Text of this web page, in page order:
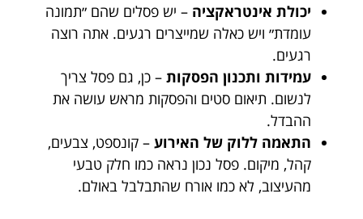
יכולת אינטראקציה – יש פסלים שהם ״תמונה
עומדת״ ויש כאלה שמייצרים רגעים. אתה רוצה
רגעים.
עמידות ותכנון הפסקות – כן, גם פסל צריך
לנשום. תיאום סטים והפסקות מראש עושה את
ההבדל.
התאמה ללוק של האירוע – קונספט, צבעים,
קהל, מיקום. פסל נכון נראה כמו חלק טבעי
מהעיצוב, לא כמו אורח שהתבלבל באולם.